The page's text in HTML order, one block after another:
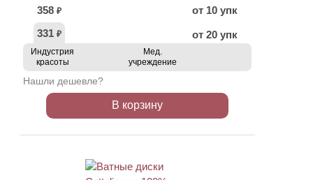
358 ₽
от 10 упк
331 ₽ от 20 упк
Индустрия
красоты
Мед.
учреждение
Нашли дешевле?
В корзину